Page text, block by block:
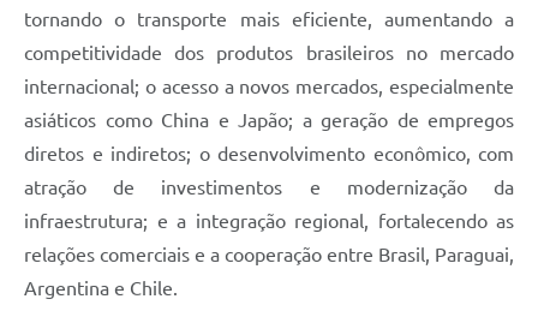
tornando o transporte mais eficiente, aumentando a
competitividade dos produtos brasileiros no mercado
internacional; o acesso a novos mercados, especialmente
asiáticos como China e Japão; a geração de empregos
diretos e indiretos; o desenvolvimento econômico, com
atração de investimentos e modernização da
infraestrutura; e a integração regional, fortalecendo as
relações comerciais e a cooperação entre Brasil, Paraguai,
Argentina e Chile.